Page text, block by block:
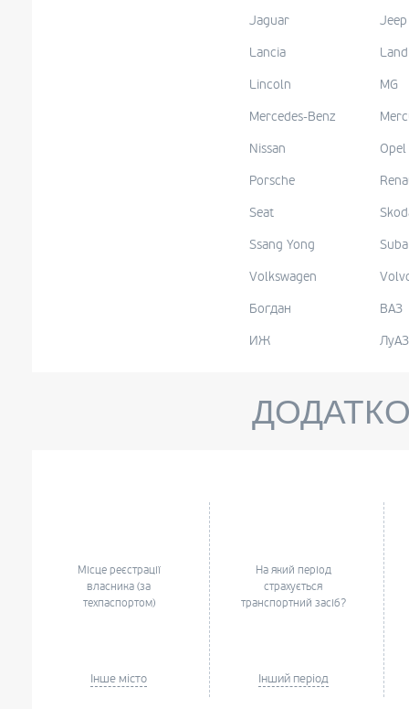
Jaguar Jeep
Lancia
Lincoln MG
Mercedes-Benz
Nissan Opel
Porsche
Seat
Ssang Yong
Volkswagen
Богдан ВАЗ
ИЖ ЛуАЗ
Місце реєстрації
власника (за
техпаспортом)
Інше місто
На який період
страхується
транспортний засіб?
Інший період